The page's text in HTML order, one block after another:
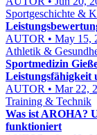
Sportgeschichte &
AUTOR • May 15,
Athletik &
Sportmedizin
Leistungsfähigkeit
AUTOR • Mar 22,
Training & Technik
Was ist AROHA?
funktioniert